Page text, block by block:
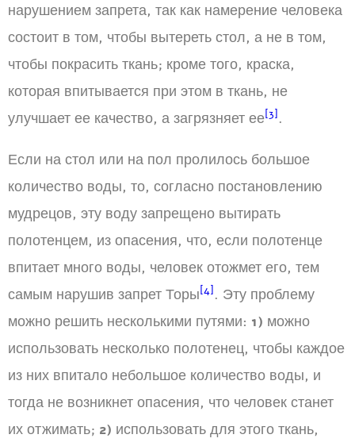
нарушением запрета, так как намерение человека
состоит в том, чтобы вытереть стол, а не в том,
чтобы покрасить ткань; кроме того, краска,
которая впитывается при этом в ткань, не
улучшает ее качество, а загрязняет ее[3] .
Если на стол или на пол пролилось большое
количество воды, то, согласно постановлению
мудрецов, эту воду запрещено вытирать
полотенцем, из опасения, что, если полотенце
впитает много воды, человек отожмет его, тем
самым нарушив запрет Торы[4] . Эту проблему
можно решить несколькими путями: 1) можно
использовать несколько полотенец, чтобы каждое
из них впитало небольшое количество воды, и
тогда не возникнет опасения, что человек станет
их отжимать; 2) использовать для этого ткань,